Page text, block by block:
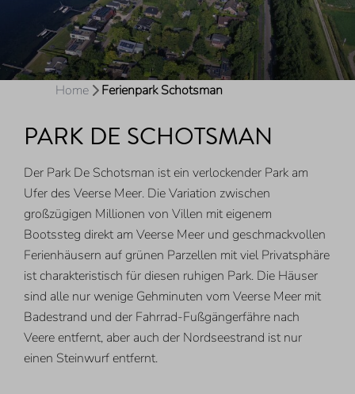
Home Ferienpark Schotsman
PARK DE SCHOTSMAN
Der Park De Schotsman ist ein verlockender Park am
Ufer des Veerse Meer. Die Variation zwischen
großzügigen Millionen von Villen mit eigenem
Bootssteg direkt am Veerse Meer und geschmackvollen
Ferienhäusern auf grünen Parzellen mit viel Privatsphäre
ist charakteristisch für diesen ruhigen Park. Die Häuser
sind alle nur wenige Gehminuten vom Veerse Meer mit
Badestrand und der Fahrrad-Fußgängerfähre nach
Veere entfernt, aber auch der Nordseestrand ist nur
einen Steinwurf entfernt.